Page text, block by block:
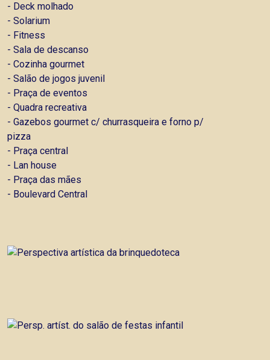
- Deck molhado
- Solarium
- Fitness
- Sala de descanso
- Cozinha gourmet
- Salão de jogos juvenil
- Praça de eventos
- Quadra recreativa
- Gazebos gourmet c/ churrasqueira e forno p/
pizza
- Praça central
- Lan house
- Praça das mães
- Boulevard Central